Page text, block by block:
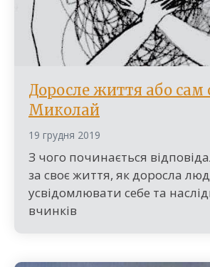
Доросле життя або сам
Миколай
19 грудня 2019
З чого починається
за своє життя, як доросла
усвідомлювати себе та
вчинків